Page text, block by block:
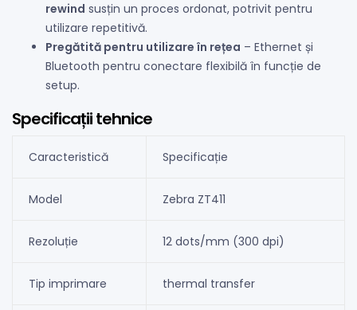
rewind susțin un proces ordonat, potrivit pentru
utilizare repetitivă.
Pregătită pentru utilizare în rețea – Ethernet și
Bluetooth pentru conectare flexibilă în funcție de
setup.
Specificații tehnice
Caracteristică Specificație
Model Zebra ZT411
Rezoluție 12 dots/mm (300 dpi)
Tip imprimare thermal transfer